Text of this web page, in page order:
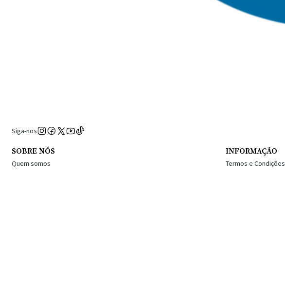
Siga-nos
SOBRE NÓS
Quem somos
INFORMAÇÃO
Termos e Condições